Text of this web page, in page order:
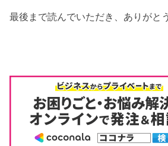
最後まで読んでいただき、ありがと